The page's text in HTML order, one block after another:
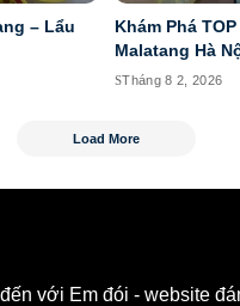
– Lẩu
Khám Phá
Malatang Hà
Tháng 8 2, 2026
Load More
với Em đói - website